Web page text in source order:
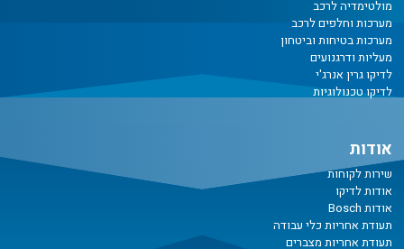
מולטימדיה לרכב
מערכות וחלפים לרכב
מערכות בטיחות וביטחון
מעליות ודרגנועים
לדיקו גרין אנרג'י
לדיקו טכנולוגיות
אודות
שירות לקוחות
אודות לדיקו
אודות Bosch
תעודת אחריות כלי עבודה
תעודת אחריות מצברים